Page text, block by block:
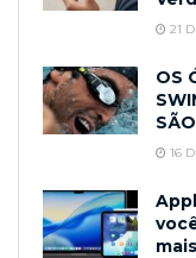
21
OS
16